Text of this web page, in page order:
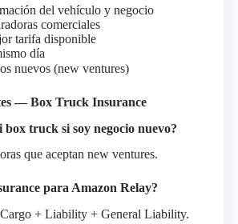
del vehículo y negocio
comerciales
tarifa disponible
día
nuevos (new ventures)
— Box Truck Insurance
box truck si soy negocio nuevo?
que aceptan new ventures.
para Amazon Relay?
+ Liability + General Liability.